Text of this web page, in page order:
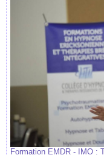
Formation EMDR - IMO :